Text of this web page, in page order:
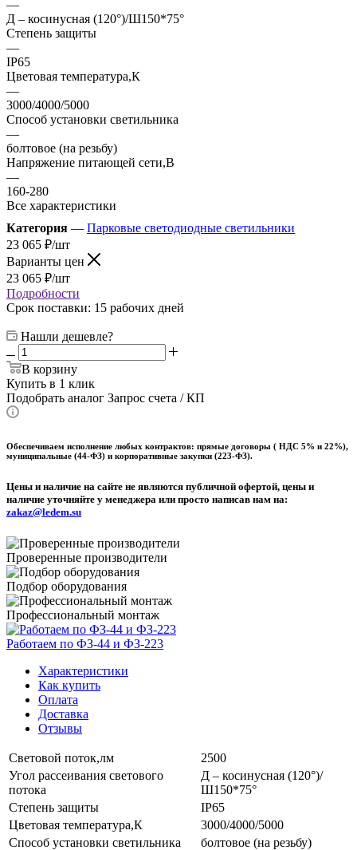
—
Д – косинусная (120°)/Ш150*75°
Степень защиты
—
IP65
Цветовая температура,К
—
3000/4000/5000
Способ установки светильника
—
болтовое (на резьбу)
Напряжение питающей сети,В
—
160-280
Все характеристики
Категория — Парковые светодиодные светильники
23 065 ₽/шт
Варианты цен
23 065 ₽/шт
Подробности
Срок поставки: 15 рабочих дней
Нашли дешевле?
В корзину
Купить в 1 клик
Подобрать аналог Запрос счета / КП
Обеспечиваем исполнение любых контрактов: прямые договоры ( НДС 5% и 22%),
муниципальные (44-ФЗ) и корпоративные закупки (223-ФЗ).
Цены и наличие на сайте не являются публичной офертой, цены и
наличие уточняйте у менеджера или просто написав нам на:
zakaz@ledem.su
Проверенные производители
Подбор оборудования
Профессиональный монтаж
Работаем по ФЗ-44 и ФЗ-223
Характеристики
Как купить
Оплата
Доставка
Отзывы
Световой поток,лм
2500
Угол рассеивания светового
потока
Д – косинусная (120°)/
Ш150*75°
Степень защиты
IP65
Цветовая температура,К
3000/4000/5000
Способ установки светильника
болтовое (на резьбу)